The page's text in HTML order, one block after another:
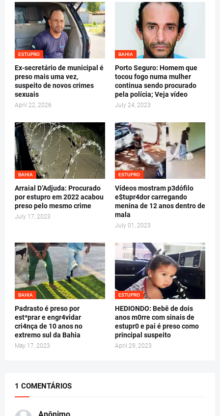
ESTUPRO
Ex-secretário de municipal é
preso mais uma vez,
suspeito de novos crimes
sexuais
April 22, 2026
BAHIA
Porto Seguro: Homem que
tocou fogo numa mulher
continua sendo procurado
pela polícia; Veja vídeo
July 24, 2023
BAHIA
Arraial D’Adjuda: Procurado
por estupro em 2022 acabou
preso pelo mesmo crime
July 17, 2023
ESTUPRO
Vídeos mostram p3dófilo
e$tupr4dor carregando
menina de 12 anos dentro de
mala
July 01, 2023
BAHIA
Padrasto é preso por
est*prar e engr4vidar
cri4nça de 10 anos no
extremo sul da Bahia
May 17, 2023
ESTUPRO
HEDIONDO: Bebê de dois
anos m0rre com sinais de
estupr0 e pai é preso como
principal suspeito
April 29, 2023
1 COMENTÁRIOS